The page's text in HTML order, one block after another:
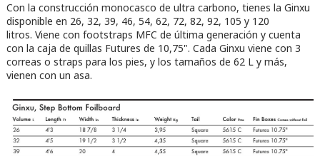
Con la construcción monocasco de ultra carbono, tienes la Ginxu
disponible en 26, 32, 39, 46, 54, 62, 72, 82, 92, 105 y 120
litros. Viene con footstraps MFC de última generación y cuenta
con la caja de quillas Futures de 10,75". Cada Ginxu viene con 3
correas o straps para los pies, y los tamaños de 62 L y más,
vienen con un asa.